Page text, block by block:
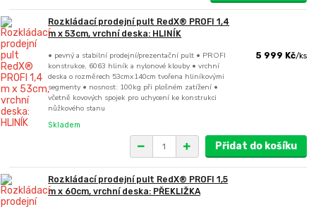
Rozkládací prodejní pult RedX® PROFI 1,4
m x 53cm, vrchní deska: HLINÍK
• pevný a stabilní prodejní/prezentační pult • PROFI
konstrukce, 6063 hliník a nylonové klouby • vrchní
deska o rozměrech 53cmx140cm tvořena hliníkovými
segmenty • nosnost: 100kg při plošném zatížení •
včetně kovových spojek pro uchycení ke konstrukci
nůžkového stanu
5 999 Kč/ks
Skladem
Přidat do košíku
Rozkládací prodejní pult RedX® PROFI 1,5
m x 60cm, vrchní deska: PŘEKLIŽKA